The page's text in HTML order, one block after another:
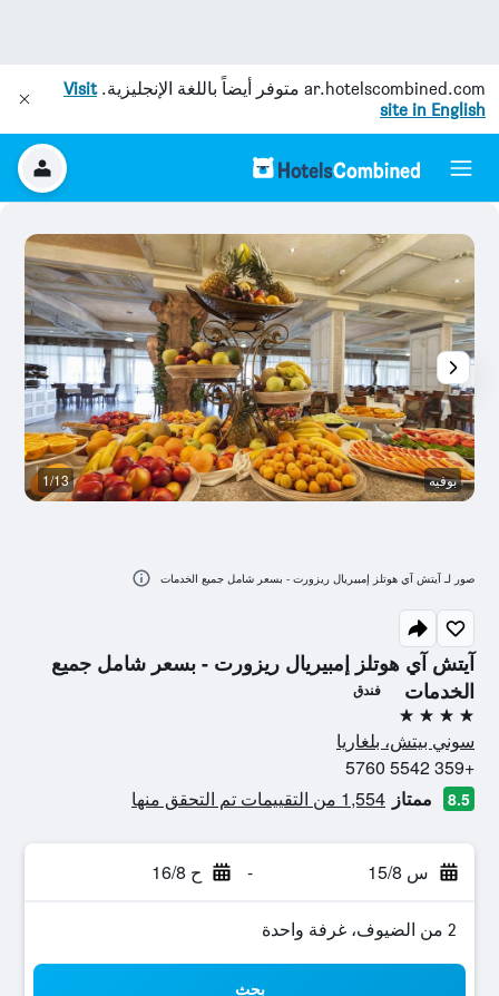
ar.hotelscombined.com متوفر أيضاً باللغة الإنجليزية.Visit
site in English
آيتش آي هوتلز إمبيريال ريزورت - بسعر شامل جميع
الخدمات
فندق
4 نجوم
سوني بيتش، بلغاريا
+359 5542 5760
8.5 ممتاز 1,554 من التقييمات تم التحقق منها
س 15/8 - ح 16/8
2 من الضيوف، غرفة واحدة
بحث
بوفيه 1/13
صور لـ آيتش آي هوتلز إمبيريال ريزورت - بسعر شامل جميع الخدمات